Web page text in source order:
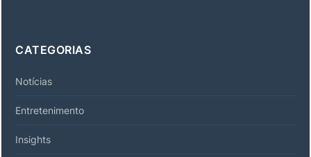
CATEGORIAS
Notícias
Entretenimento
Insights